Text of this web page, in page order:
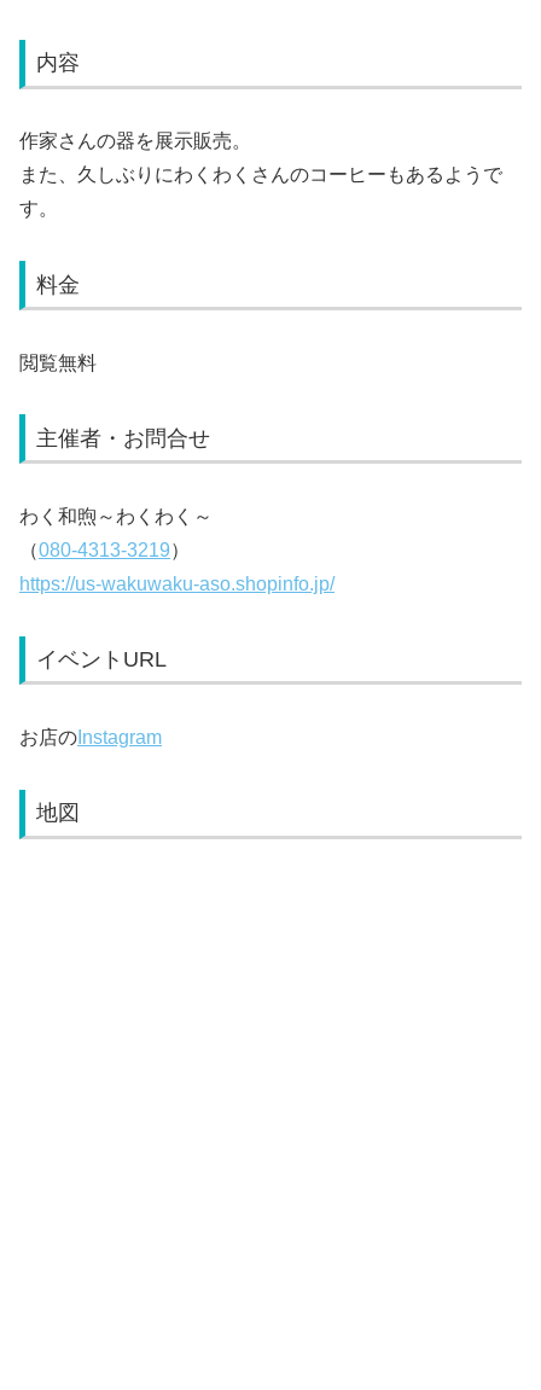
内容
作家さんの器を展示販売。
また、久しぶりにわくわくさんのコーヒーもあるようで
す。
料金
閲覧無料
主催者・お問合せ
わく和煦～わくわく～
（080-4313-3219）
https://us-wakuwaku-aso.shopinfo.jp/
イベントURL
お店の Instagram
地図